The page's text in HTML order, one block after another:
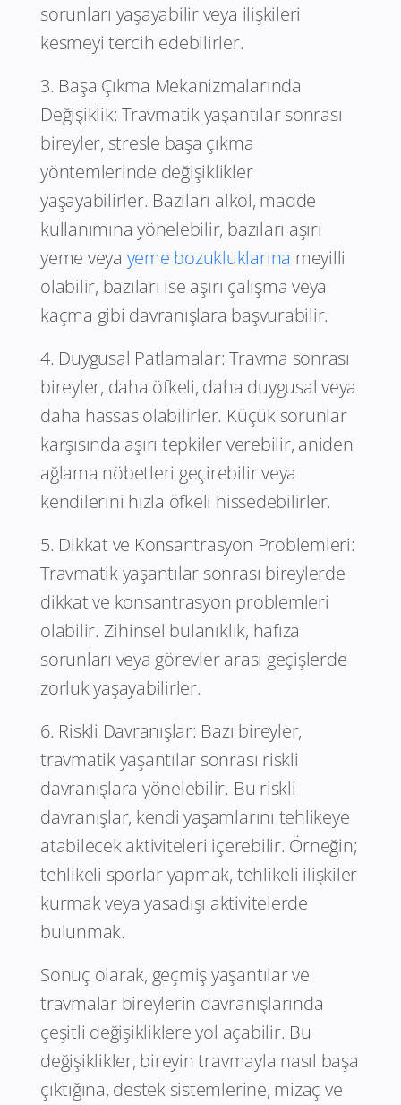
sorunları yaşayabilir veya ilişkileri
kesmeyi tercih edebilirler.
3. Başa Çıkma Mekanizmalarında
Değişiklik: Travmatik yaşantılar sonrası
bireyler, stresle başa çıkma
yöntemlerinde değişiklikler
yaşayabilirler. Bazıları alkol, madde
kullanımına yönelebilir, bazıları aşırı
yeme veya yeme bozukluklarına meyilli
olabilir, bazıları ise aşırı çalışma veya
kaçma gibi davranışlara başvurabilir.
4. Duygusal Patlamalar: Travma sonrası
bireyler, daha öfkeli, daha duygusal veya
daha hassas olabilirler. Küçük sorunlar
karşısında aşırı tepkiler verebilir, aniden
ağlama nöbetleri geçirebilir veya
kendilerini hızla öfkeli hissedebilirler.
5. Dikkat ve Konsantrasyon Problemleri:
Travmatik yaşantılar sonrası bireylerde
dikkat ve konsantrasyon problemleri
olabilir. Zihinsel bulanıklık, hafıza
sorunları veya görevler arası geçişlerde
zorluk yaşayabilirler.
6. Riskli Davranışlar: Bazı bireyler,
travmatik yaşantılar sonrası riskli
davranışlara yönelebilir. Bu riskli
davranışlar, kendi yaşamlarını tehlikeye
atabilecek aktiviteleri içerebilir. Örneğin;
tehlikeli sporlar yapmak, tehlikeli ilişkiler
kurmak veya yasadışı aktivitelerde
bulunmak.
Sonuç olarak, geçmiş yaşantılar ve
travmalar bireylerin davranışlarında
çeşitli değişikliklere yol açabilir. Bu
değişiklikler, bireyin travmayla nasıl başa
çıktığına, destek sistemlerine, mizaç ve